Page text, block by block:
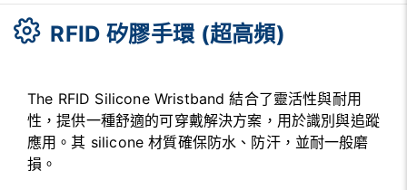
RFID 矽膠手環 (超高頻)
The RFID Silicone Wristband 結合了靈活性與耐用
性，提供一種舒適的可穿戴解決方案，用於識別與追蹤
應用。其 silicone 材質確保防水、防汗，並耐一般磨
損。